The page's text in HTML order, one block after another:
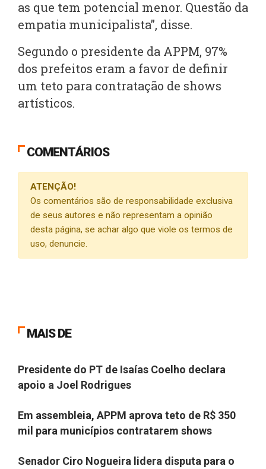
as que tem potencial menor. Questão da
empatia municipalista”, disse.
Segundo o presidente da APPM, 97%
dos prefeitos eram a favor de definir
um teto para contratação de shows
artísticos.
COMENTÁRIOS
ATENÇÃO!
Os comentários são de responsabilidade exclusiva
de seus autores e não representam a opinião
desta página, se achar algo que viole os termos de
uso, denuncie.
MAIS DE
Política
Presidente do PT de Isaías Coelho declara
apoio a Joel Rodrigues
Cultura
Em assembleia, APPM aprova teto de R$ 350
mil para municípios contratarem shows
Política
Senador Ciro Nogueira lidera disputa para o